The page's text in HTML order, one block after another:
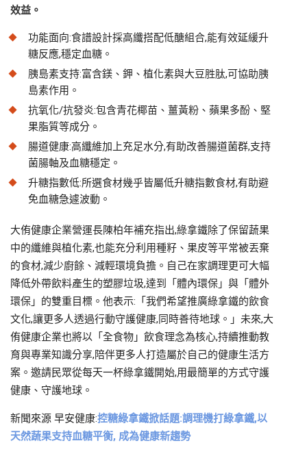
效益。
功能面向:食譜設計採高纖搭配低醣組合,能有效延緩升
糖反應,穩定血糖。
胰島素支持:富含鎂、鉀、植化素與大豆胜肽,可協助胰
島素作用。
抗氧化/抗發炎:包含青花椰苗、薑黃粉、蘋果多酚、堅
果脂質等成分。
腸道健康:高纖維加上充足水分,有助改善腸道菌群,支持
菌腸軸及血糖穩定。
升糖指數低:所選食材幾乎皆屬低升糖指數食材,有助避
免血糖急遽波動。
大侑健康企業營運長陳柏年補充指出,綠拿鐵除了保留蔬果
中的纖維與植化素,也能充分利用種籽、果皮等平常被丟棄
的食材,減少廚餘、減輕環境負擔。自己在家調理更可大幅
降低外帶飲料產生的塑膠垃圾,達到「體內環保」與「體外
環保」的雙重目標。他表示:「我們希望推廣綠拿鐵的飲食
文化,讓更多人透過行動守護健康,同時善待地球。」未來,大
侑健康企業也將以「全食物」飲食理念為核心,持續推動教
育與專業知識分享,陪伴更多人打造屬於自己的健康生活方
案。邀請民眾從每天一杯綠拿鐵開始,用最簡單的方式守護
健康、守護地球。
新聞來源 早安健康:控糖綠拿鐵掀話題:調理機打綠拿鐵,以
天然蔬果支持血糖平衡, 成為健康新趨勢